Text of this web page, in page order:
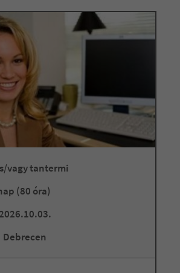
vagy tantermi
(80 óra)
2026.10.03.
Debrecen